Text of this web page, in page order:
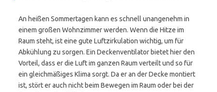
An heißen Sommertagen kann es schnell unangenehm in
einem großen Wohnzimmer werden. Wenn die Hitze im
Raum steht, ist eine gute Luftzirkulation wichtig, um für
Abkühlung zu sorgen. Ein Deckenventilator bietet hier den
Vorteil, dass er die Luft im ganzen Raum verteilt und so für
ein gleichmäßiges Klima sorgt. Da er an der Decke montiert
ist, stört er auch nicht beim Bewegen im Raum oder bei der